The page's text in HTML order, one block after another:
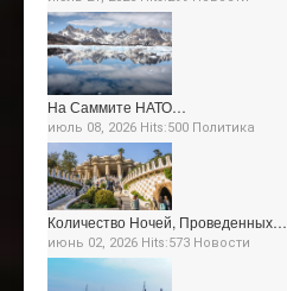
На Саммите НАТО…
июль 08, 2026 Hits:500 Политика
Количество Ночей, Проведенных…
июнь 02, 2026 Hits:573 Новости